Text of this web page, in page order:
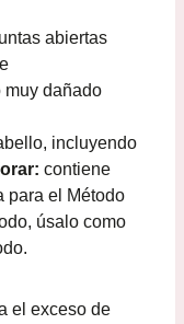
abiertas
muy dañado
incluyendo
contiene
para el Método
úsalo como
el exceso de